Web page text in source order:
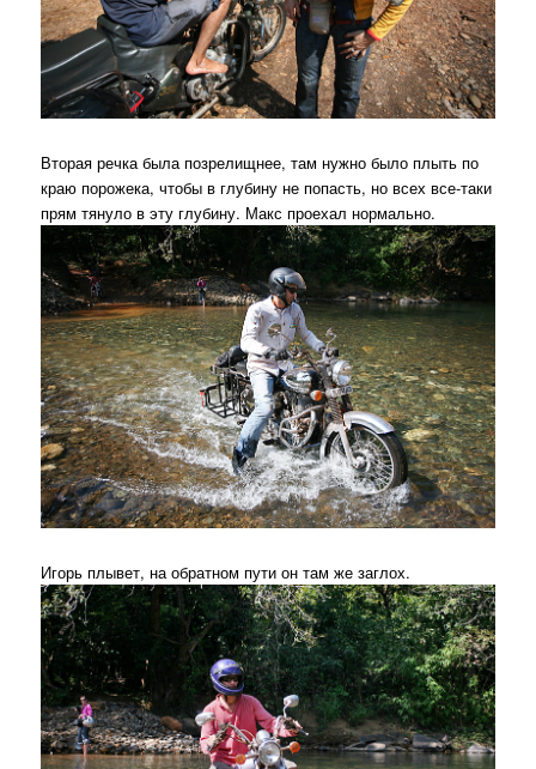
Вторая речка была позрелищнее, там нужно было плыть по
краю порожека, чтобы в глубину не попасть, но всех все-таки
прям тянуло в эту глубину. Макс проехал нормально.
Игорь плывет, на обратном пути он там же заглох.